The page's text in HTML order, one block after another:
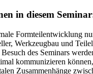
in diesem
Formteilentwicklung
Werkzeugbau und
des Seminars
kommunizieren können,
Zusammenhänge